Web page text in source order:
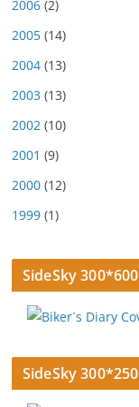
2006 (2)
2005 (14)
2004 (13)
2003 (13)
2002 (10)
2001 (9)
2000 (12)
1999 (1)
SideSky 300*600
SideSky 300*250